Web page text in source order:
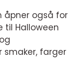
åpner også for
til Halloween
farger